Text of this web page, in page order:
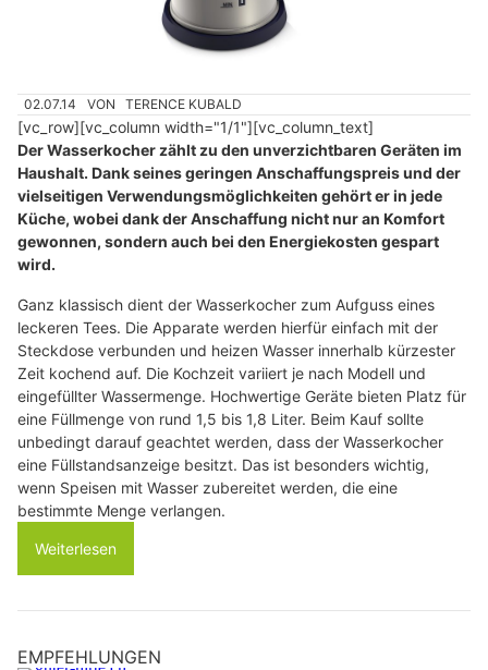
02.07.14 VON TERENCE KUBALD
[vc_row][vc_column width="1/1"][vc_column_text]
Der Wasserkocher zählt zu den unverzichtbaren Geräten im
Haushalt. Dank seines geringen Anschaffungspreis und der
vielseitigen Verwendungsmöglichkeiten gehört er in jede
Küche, wobei dank der Anschaffung nicht nur an Komfort
gewonnen, sondern auch bei den Energiekosten gespart
wird.
Ganz klassisch dient der Wasserkocher zum Aufguss eines
leckeren Tees. Die Apparate werden hierfür einfach mit der
Steckdose verbunden und heizen Wasser innerhalb kürzester
Zeit kochend auf. Die Kochzeit variiert je nach Modell und
eingefüllter Wassermenge. Hochwertige Geräte bieten Platz für
eine Füllmenge von rund 1,5 bis 1,8 Liter. Beim Kauf sollte
unbedingt darauf geachtet werden, dass der Wasserkocher
eine Füllstandsanzeige besitzt. Das ist besonders wichtig,
wenn Speisen mit Wasser zubereitet werden, die eine
bestimmte Menge verlangen.
Weiterlesen
EMPFEHLUNGEN